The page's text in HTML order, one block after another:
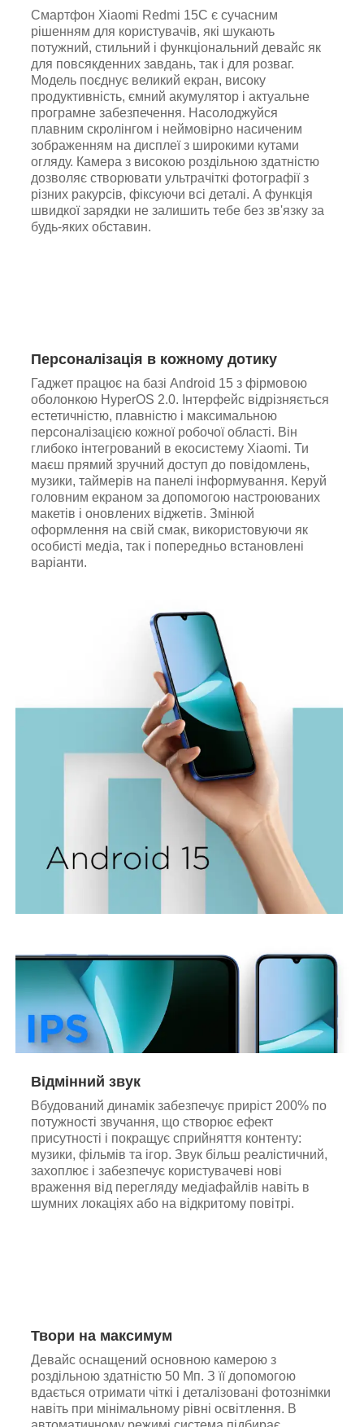
Смартфон Xiaomi Redmi 15C є сучасним
рішенням для користувачів, які шукають
потужний, стильний і функціональний девайс як
для повсякденних завдань, так і для розваг.
Модель поєднує великий екран, високу
продуктивність, ємний акумулятор і актуальне
програмне забезпечення. Насолоджуйся
плавним скролінгом і неймовірно насиченим
зображенням на дисплеї з широкими кутами
огляду. Камера з високою роздільною здатністю
дозволяє створювати ультрачіткі фотографії з
різних ракурсів, фіксуючи всі деталі. А функція
швидкої зарядки не залишить тебе без зв'язку за
будь-яких обставин.
Персоналізація в кожному дотику
Гаджет працює на базі Android 15 з фірмовою
оболонкою HyperOS 2.0. Інтерфейс відрізняється
естетичністю, плавністю і максимальною
персоналізацією кожної робочої області. Він
глибоко інтегрований в екосистему Xiaomi. Ти
маєш прямий зручний доступ до повідомлень,
музики, таймерів на панелі інформування. Керуй
головним екраном за допомогою настроюваних
макетів і оновлених віджетів. Змінюй
оформлення на свій смак, використовуючи як
особисті медіа, так і попередньо встановлені
варіанти.
Відмінний звук
Вбудований динамік забезпечує приріст 200% по
потужності звучання, що створює ефект
присутності і покращує сприйняття контенту:
музики, фільмів та ігор. Звук більш реалістичний,
захоплює і забезпечує користувачеві нові
враження від перегляду медіафайлів навіть в
шумних локаціях або на відкритому повітрі.
Твори на максимум
Девайс оснащений основною камерою з
роздільною здатністю 50 Мп. З її допомогою
вдається отримати чіткі і деталізовані фотознімки
навіть при мінімальному рівні освітлення. В